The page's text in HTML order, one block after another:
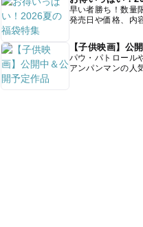
早い者勝ち！数量
発売日や価格、内
【子供映画】公
パウ・パトロール
アンパンマンの人